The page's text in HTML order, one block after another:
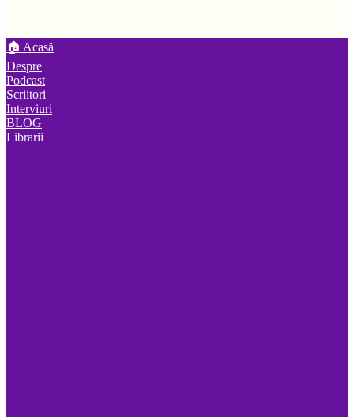
🏠 Acasă
Despre
Podcast
Scriitori
Interviuri
BLOG
Librarii